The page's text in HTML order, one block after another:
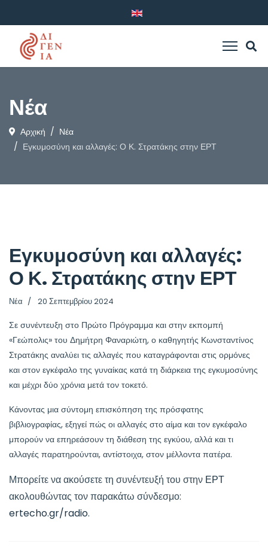
Νέα
Αρχική
Νέα
Εγκυμοσύνη και αλλαγές: Ο Κ. Στρατάκης στην ΕΡΤ
Εγκυμοσύνη και αλλαγές:
Ο Κ. Στρατάκης στην ΕΡΤ
Νέα 20 Σεπτεμβρίου 2024
Σε συνέντευξη στο Πρώτο Πρόγραμμα και στην εκπομπή
«Γεώπολις» του Δημήτρη Φαναριώτη, ο καθηγητής Κωνσταντίνος
Στρατάκης αναλύει τις αλλαγές που καταγράφονται στις ορμόνες
και στον εγκέφαλο της γυναίκας κατά τη διάρκεια της εγκυμοσύνης
και μέχρι δύο χρόνια μετά τον τοκετό.
Κάνοντας μια σύντομη επισκόπηση της πρόσφατης
βιβλιογραφίας, εξηγεί πώς οι αλλαγές στο αίμα και τον εγκέφαλο
μπορούν να επηρεάσουν τη διάθεση της εγκύου, αλλά και τι
αλλαγές παρατηρούνται, αντίστοιχα, στον μέλλοντα πατέρα.
Μπορείτε να ακούσετε τη συνέντευξή του στην ΕΡΤ
ακολουθώντας τον παρακάτω σύνδεσμο:
ertecho.gr/radio.